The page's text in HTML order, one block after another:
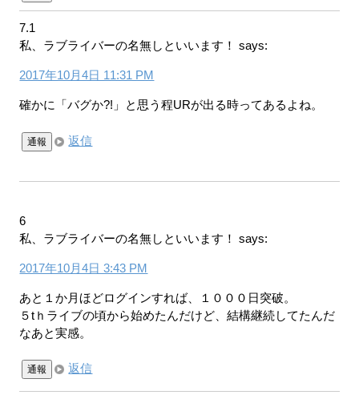
7.1
私、ラブライバーの名無しといいます！
says:
2017年10月4日 11:31 PM
確かに「バグか?!」と思う程URが出る時ってあるよね。
通報 返信
6
私、ラブライバーの名無しといいます！
says:
2017年10月4日 3:43 PM
あと１か月ほどログインすれば、１０００日突破。
５tｈライブの頃から始めたんだけど、結構継続してたんだ
なあと実感。
通報 返信